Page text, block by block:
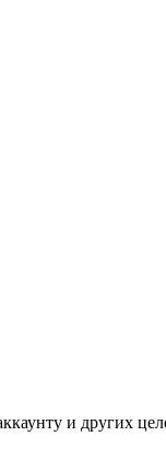
и других